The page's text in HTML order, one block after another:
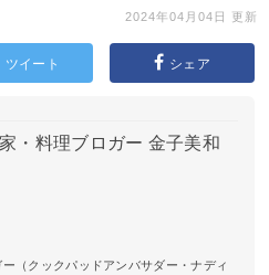
2024年04月04日 更新
ツイート シェア
・料理ブロガー 金子美和
（クックパッドアンバサダー・ナディ